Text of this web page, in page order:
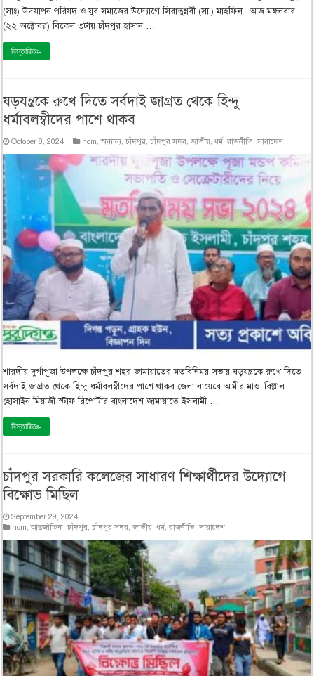
(সাঃ) উদযাপন পরিষদ ও যুব সমাজের উদ্যোগে সিরাতুন্নবী (সা.) মাহফিল। আজ মঙ্গলবার
(২২ অক্টোবর) বিকেল ৩টায় চাঁদপুর হাসান …
বিস্তারিতঃ-
ষড়যন্ত্রকে রুখে দিতে সর্বদাই জাগ্রত থেকে হিন্দু
ধর্মাবলম্বীদের পাশে থাকব
October 8, 2024 hom ,অন্যান্য ,চাঁদপুর ,চাঁদপুর সদর ,জাতীয় ,ধর্ম,রাজনীতি ,সারাদেশ
শারদীয় দুর্গাপূজা উপলক্ষে চাঁদপুর শহর জামায়াতের মতবিনিময় সভায় ষড়যন্ত্রকে রুখে দিতে
সর্বদাই জাগ্রত থেকে হিন্দু ধর্মাবলম্বীদের পাশে থাকব জেলা নায়েবে আমীর মাও. বিল্লাল
হোসাইন মিয়াজী স্টাফ রিপোর্টার বাংলাদেশ জামায়াতে ইসলামী …
বিস্তারিতঃ-
চাঁদপুর সরকারি কলেজের সাধারণ শিক্ষার্থীদের উদ্যোগে
বিক্ষোভ মিছিল
September 29, 2024
hom,আন্তর্জাতিক,চাঁদপুর,চাঁদপুর সদর,জাতীয়,ধর্ম,রাজনীতি,সারাদেশ